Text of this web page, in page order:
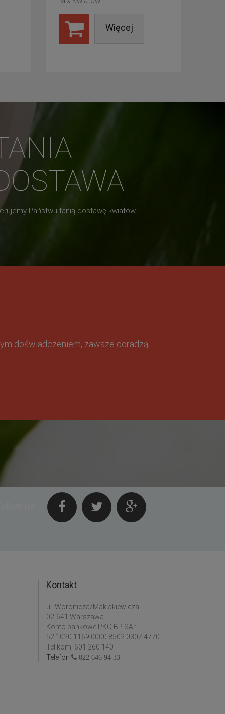
Więcej
Państwu tanią dostawę kwiatów
doświadczeniem, zawsze doradzą
Kontakt
ul. Woronicza/Maklakiewicza
02-641 Warszawa
Konto bankowe PKO BP SA :
52 1020 1169 0000 8502 0307 4770
Tel kom: 601 260 140
Telefon
022 646 94 33